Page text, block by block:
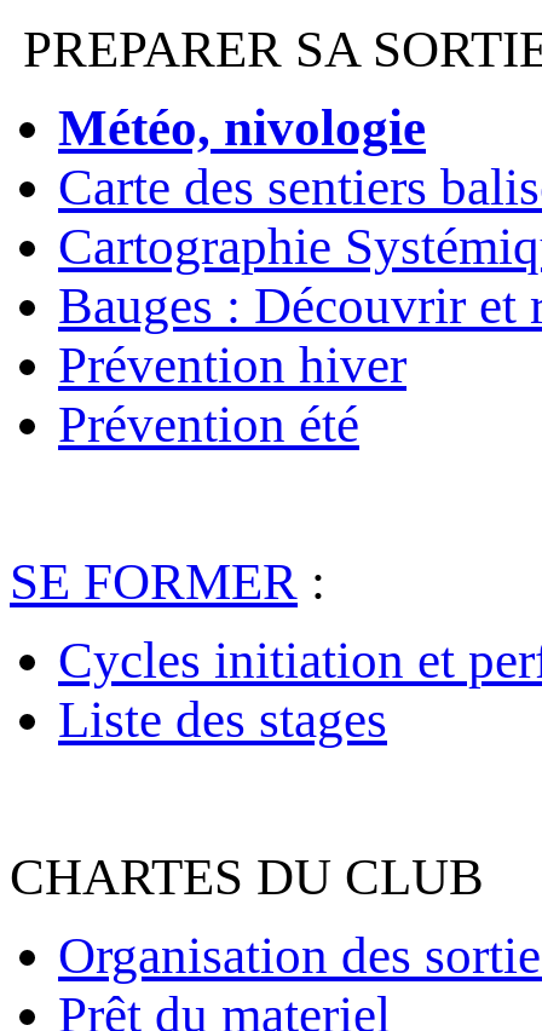
PREPARER SA
Météo, nivologie
Carte des sentiers
Cartographie
Bauges : Découvrir et
Prévention hiver
Prévention été
SE FORMER :
Cycles initiation et
Liste des stages
CHARTES DU CLUB
Organisation des
Prêt du materiel